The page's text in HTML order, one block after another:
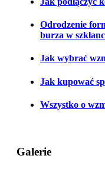
Odrodzenie
burza w
Jak wybrać
Jak kupować
Wszystko o
Galerie